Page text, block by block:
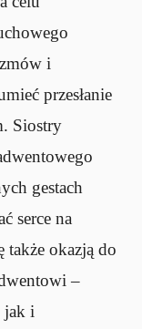
i
przesłanie
Siostry
gestach
serce na
także okazją do
–
jak i